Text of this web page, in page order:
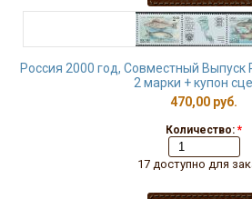
Россия 2000 год, Совместный
2 марки + купон
470,00 руб.
Количество: *
17 доступно для